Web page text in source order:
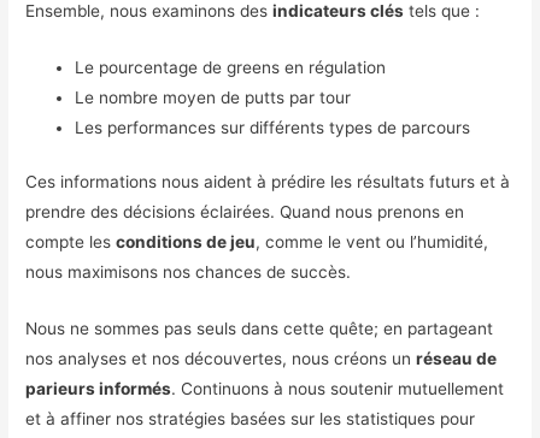
Ensemble, nous examinons desindicateurs clés tels que :
Le pourcentage de greens en régulation
Le nombre moyen de putts par tour
Les performances sur différents types de parcours
Ces informations nous aident à prédire les résultats futurs et à
prendre des décisions éclairées. Quand nous prenons en
compte lesconditions de jeu, comme le vent ou l’humidité,
nous maximisons nos chances de succès.
Nous ne sommes pas seuls dans cette quête; en partageant
nos analyses et nos découvertes, nous créons unréseau de
parieurs informés. Continuons à nous soutenir mutuellement
et à affiner nos stratégies basées sur les statistiques pour